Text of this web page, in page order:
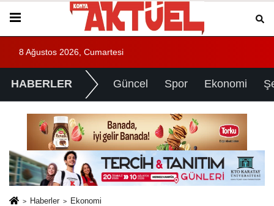
8 Ağustos 2026, Cumartesi
HABERLER Güncel Spor Ekonomi
Haberler Ekonomi